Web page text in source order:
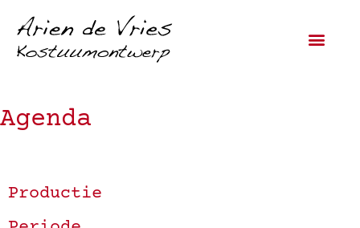
Agenda
Productie